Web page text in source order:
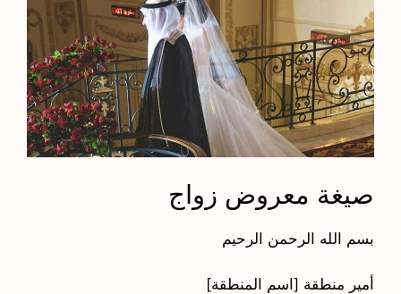
صيغة معروض زواج
بسم الله الرحمن الرحيم
أمير منطقة [اسم المنطقة]